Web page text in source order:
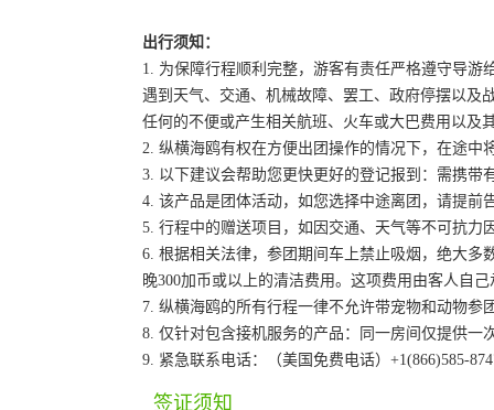
出行须知：
1. 为保障行程顺利完整，游客有责任严格遵守导
遇到天气、交通、机械故障、罢工、政府停摆以及
任何的不便或产生相关航班、火车或大巴费用以及
2. 纵横海鸥有权在方便出团操作的情况下，在途
3. 以下建议会帮助您更快更好的登记报到：需携
4. 该产品是团体活动，如您选择中途离团，请提
5. 行程中的赠送项目，如因交通、天气等不可抗
6. 根据相关法律，参团期间车上禁止吸烟，绝大
晚300加币或以上的清洁费用。这项费用由客人自
7. 纵横海鸥的所有行程一律不允许带宠物和动物参
8. 仅针对包含接机服务的产品：同一房间仅提供
9. 紧急联系电话：（美国免费电话）+1(866)585-
签证须知